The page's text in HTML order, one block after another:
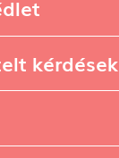
kérdések